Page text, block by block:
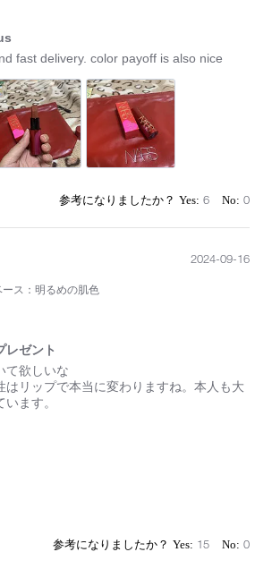
fast delivery. color payoff is also nice
6 0
ス：明るめの肌色
レゼント
て欲しいな
はリップで本当に変わりますね。本人も大
ます。
2024-09-16
15 0